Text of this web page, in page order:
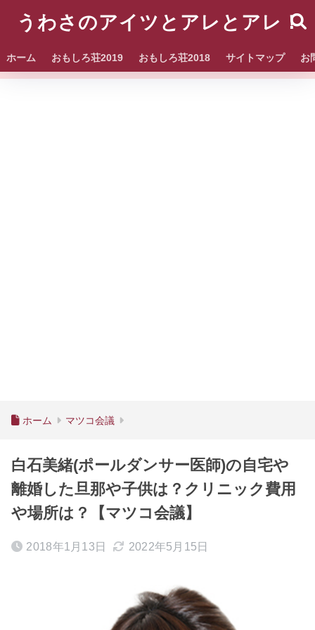
うわさのアイツとアレとアレ！
ホーム おもしろ荘2019 おもしろ荘2018 サイトマップ お
ホーム マツコ会議
白石美緒(ポールダンサー医師)の自宅や
離婚した旦那や子供は？クリニック費用
や場所は？【マツコ会議】
2018年1月13日 2022年5月15日